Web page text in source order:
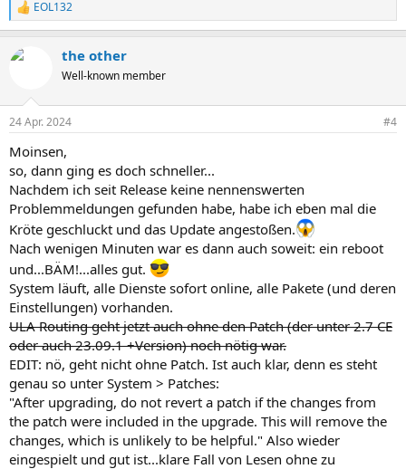
R
e
k
e
:
EOL132
the other
Well-known member
24 Apr. 2024 #4
Moinsen,
so, dann ging es doch schneller...
Nachdem ich seit Release keine nennenswerten
Problemmeldungen gefunden habe, habe ich eben mal die
Kröte geschluckt und das Update angestoßen.
Nach wenigen Minuten war es dann auch soweit: ein reboot
und...BÄM!...alles gut.
System läuft, alle Dienste sofort online, alle Pakete (und deren
Einstellungen) vorhanden.
ULA Routing geht jetzt auch ohne den Patch (der unter 2.7 CE
oder auch 23.09.1 +Version) noch nötig war.
EDIT: nö, geht nicht ohne Patch. Ist auch klar, denn es steht
genau so unter System > Patches:
"After upgrading, do not revert a patch if the changes from
the patch were included in the upgrade. This will remove the
changes, which is unlikely to be helpful." Also wieder
eingespielt und gut ist...klare Fall von Lesen ohne zu